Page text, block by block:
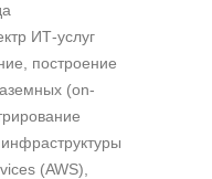
ИТ-услуг
построение
(on-
(AWS),